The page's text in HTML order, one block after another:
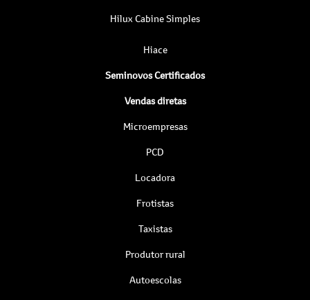
Hilux Cabine Simples
Hiace
Seminovos Certificados
Vendas diretas
Microempresas
PCD
Locadora
Frotistas
Taxistas
Produtor rural
Autoescolas